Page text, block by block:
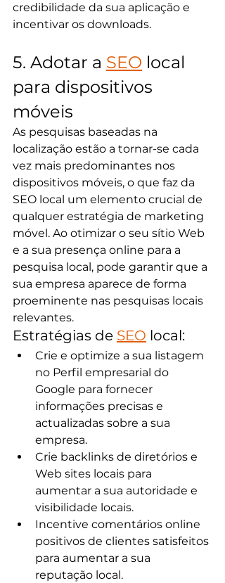
credibilidade da sua aplicação e
incentivar os downloads.
5. Adotar a SEO local
para dispositivos
móveis
As pesquisas baseadas na
localização estão a tornar-se cada
vez mais predominantes nos
dispositivos móveis, o que faz da
SEO local um elemento crucial de
qualquer estratégia de marketing
móvel. Ao otimizar o seu sítio Web
e a sua presença online para a
pesquisa local, pode garantir que a
sua empresa aparece de forma
proeminente nas pesquisas locais
relevantes.
Estratégias de SEO local:
Crie e optimize a sua listagem
no Perfil empresarial do
Google para fornecer
informações precisas e
actualizadas sobre a sua
empresa.
Crie backlinks de diretórios e
Web sites locais para
aumentar a sua autoridade e
visibilidade locais.
Incentive comentários online
positivos de clientes satisfeitos
para aumentar a sua
reputação local.